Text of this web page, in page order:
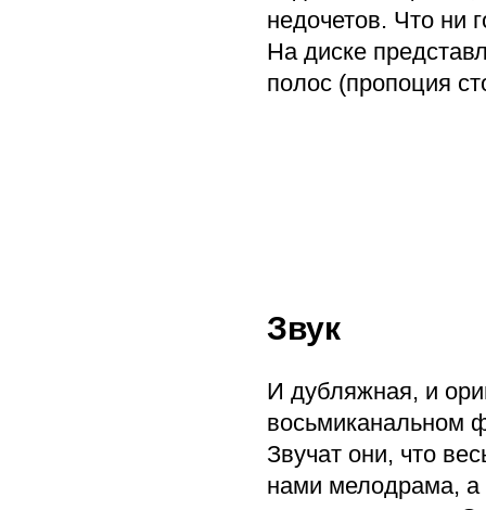
недочетов. Что ни
На диске
полос (пропоция
Звук
И дубляжная, и
восьмиканальном
Звучат они, что
нами мелодрама, а